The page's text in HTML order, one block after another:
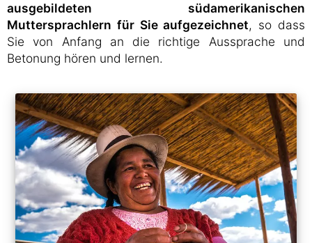
ausgebildeten südamerikanischen
Muttersprachlern für Sie aufgezeichnet, so dass
Sie von Anfang an die richtige Aussprache und
Betonung hören und lernen.